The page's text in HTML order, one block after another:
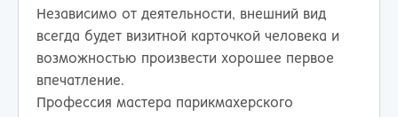
Независимо от деятельности, внешний вид
всегда будет визитной карточкой человека и
возможностью произвести хорошее первое
впечатление.
Профессия мастера парикмахерского